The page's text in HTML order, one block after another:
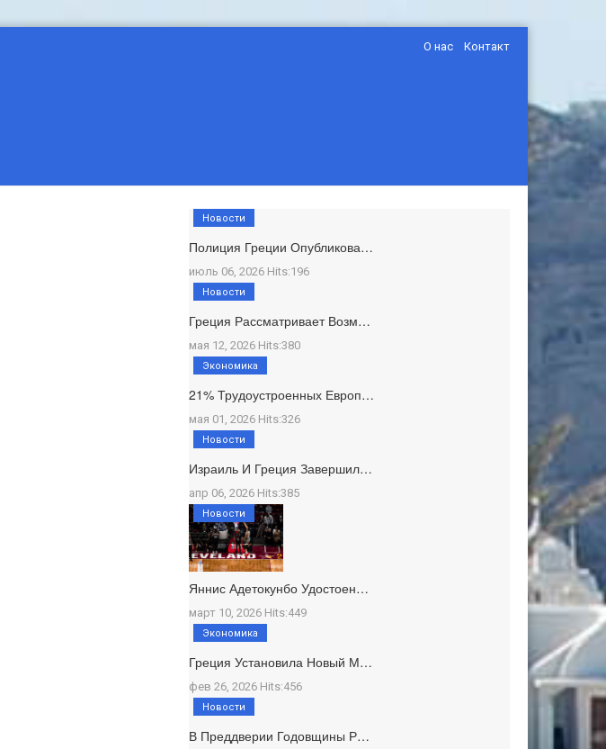
О нас Контакт
Полиция Греции Опубликова…
июль 06, 2026 Hits:196
Новости
Греция Рассматривает Возм…
мая 12, 2026 Hits:380
Новости
21% Трудоустроенных Европ…
мая 01, 2026 Hits:326
Экономика
Израиль И Греция Завершил…
апр 06, 2026 Hits:385
Новости
Яннис Адетокунбо Удостоен…
март 10, 2026 Hits:449
Новости
Греция Установила Новый М…
фев 26, 2026 Hits:456
Экономика
В Преддверии Годовщины Р…
Новости